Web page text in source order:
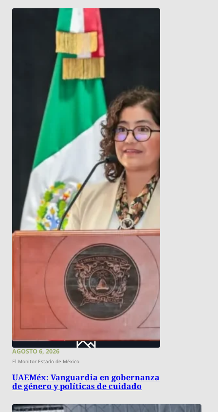
AGOSTO 6, 2026
El Monitor Estado de México
UAEMéx: Vanguardia en gobernanza
de género y políticas de cuidado